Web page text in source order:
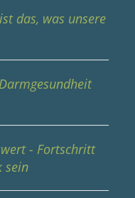
das, was unsere
- Fortschritt
sein